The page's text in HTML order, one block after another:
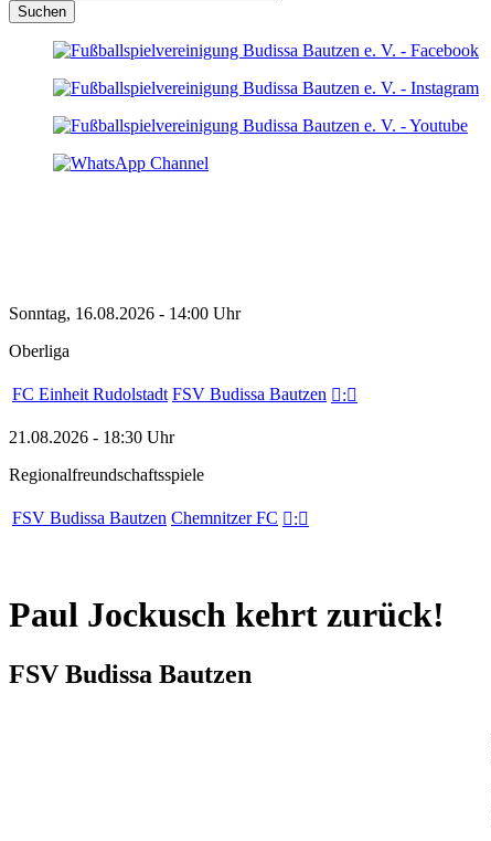
Suchen
Sonntag, 16.08.2026 - 14:00 Uhr
Oberliga
FC Einheit Rudolstadt FSV Budissa Bautzen :
21.08.2026 - 18:30 Uhr
Regionalfreundschaftsspiele
FSV Budissa Bautzen Chemnitzer FC :
Paul Jockusch kehrt zurück!
FSV Budissa Bautzen